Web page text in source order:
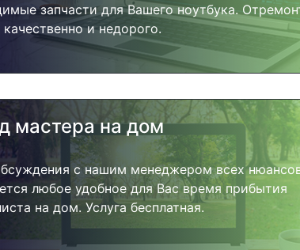
запчасти для Вашего ноутбука.
и недорого.
мастера на дом
с нашим менеджером всех
любое удобное для Вас время прибытия
на дом. Услуга бесплатная.